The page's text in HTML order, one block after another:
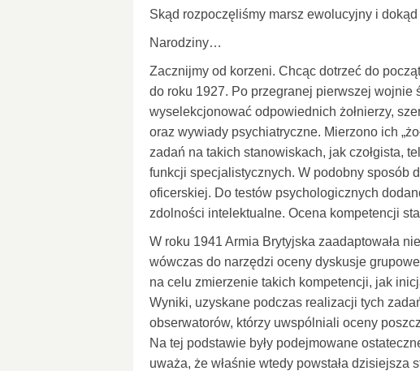
Skąd rozpoczęliśmy marsz ewolucyjny i dokąd
Narodziny…
Zacznijmy od korzeni. Chcąc dotrzeć do
do roku 1927. Po przegranej pierwszej
wyselekcjonować odpowiednich żołnierzy,
oraz wywiady psychiatryczne. Mierzono ich
zadań na takich stanowiskach, jak czołgista,
funkcji specjalistycznych. W podobny sposób
oficerskiej. Do testów psychologicznych
zdolności intelektualne. Ocena kompetencji
W roku 1941 Armia Brytyjska zaadaptowała
wówczas do narzędzi oceny dyskusje
na celu zmierzenie takich kompetencji, jak
Wyniki, uzyskane podczas realizacji tych
obserwatorów, którzy uwspólniali oceny
Na tej podstawie były podejmowane
uważa, że właśnie wtedy powstała dzisiejsza